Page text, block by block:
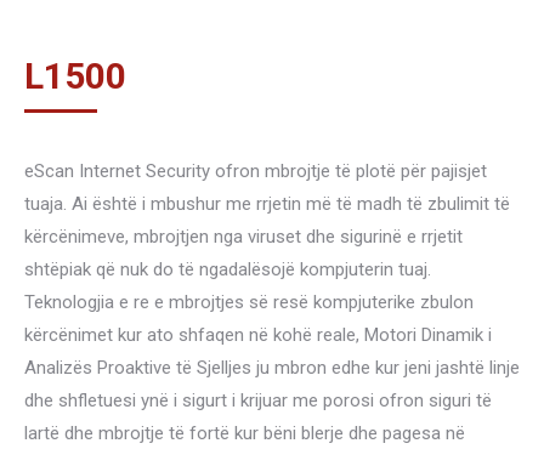
L1500
eScan Internet Security ofron mbrojtje të plotë për pajisjet
tuaja. Ai është i mbushur me rrjetin më të madh të zbulimit të
kërcënimeve, mbrojtjen nga viruset dhe sigurinë e rrjetit
shtëpiak që nuk do të ngadalësojë kompjuterin tuaj.
Teknologjia e re e mbrojtjes së resë kompjuterike zbulon
kërcënimet kur ato shfaqen në kohë reale, Motori Dinamik i
Analizës Proaktive të Sjelljes ju mbron edhe kur jeni jashtë linje
dhe shfletuesi ynë i sigurt i krijuar me porosi ofron siguri të
lartë dhe mbrojtje të fortë kur bëni blerje dhe pagesa në